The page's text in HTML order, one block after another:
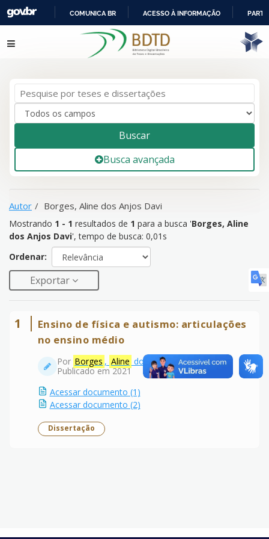
IR
PARA
COMUNICA BR ACESSO À INFORMAÇÃO
resultados de 1para a busca '
Borges, Aline
dos Anjos Davi
Pular para o conteúdo
Buscar
Busca avançada
Autor Borges, Aline dos Anjos Davi
Mostrando 1 - 1 resultados de 1 para a busca 'Borges, Aline
dos Anjos Davi', tempo de busca: 0,01s
Ordenar:
Exportar
1
Ensino de física e autismo: articulações
no ensino médio
Por Borges , Aline dos Anjos
Davi
Publicado em 2021
Acessar documento (1)
Acessar documento (2)
Dissertação